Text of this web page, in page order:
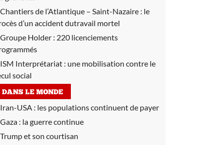
Chantiers de l’Atlantique – Saint-Nazaire : le
d’un accident dutravail mortel
Groupe Holder : 220 licenciements
ISM Interprétariat : une mobilisation contre le
social
DANS LE MONDE
Iran-USA : les populations continuent de payer
Gaza : la guerre continue
Trump et son courtisan